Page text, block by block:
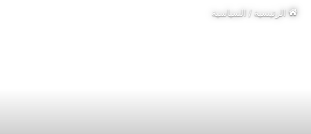
الرئيسية/ السياسية